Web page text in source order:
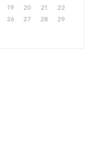
19 20 21
22
26 27 28
29